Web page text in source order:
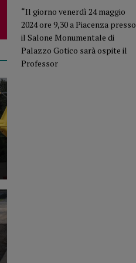
“Il giorno venerdì 24 maggio
2024 ore 9,30 a Piacenza presso
il Salone Monumentale di
Palazzo Gotico sarà ospite il
Professor